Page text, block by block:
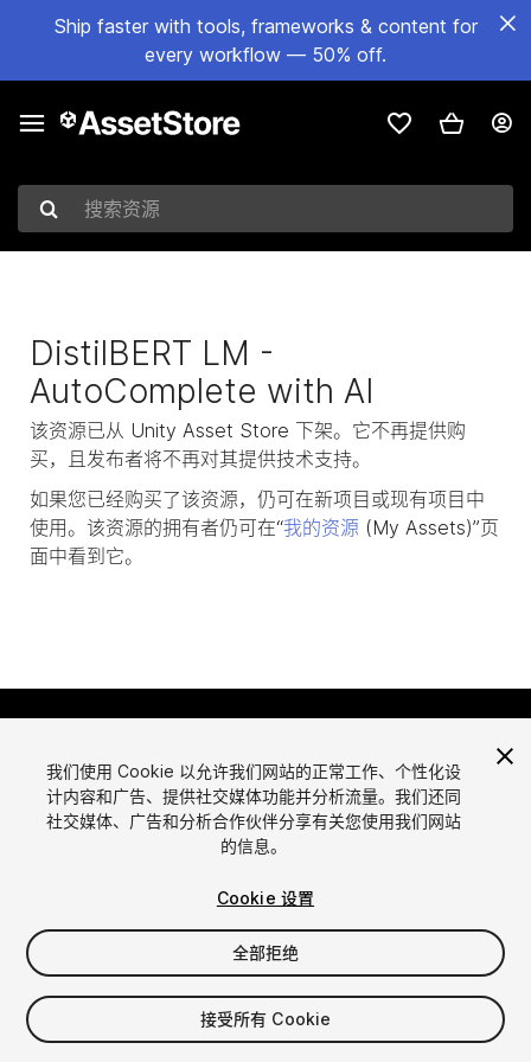
Ship faster with tools, frameworks & content for
every workflow — 50% off.
搜索资源
DistilBERT LM -
AutoComplete with AI
该资源已从 Unity Asset Store 下架。它不再提供购
买，且发布者将不再对其提供技术支持。
如果您已经购买了该资源，仍可在新项目或现有项目中
使用。该资源的拥有者仍可在“我的资源 (My Assets)”页
面中看到它。
简体中文
한국어
通过Unity出售资源
出售资源
资源上传指南
资源商店工具
常见问题
我们使用 Cookie 以允许我们网站的正常工作、个性化设
计内容和广告、提供社交媒体功能并分析流量。我们还同
社交媒体、广告和分析合作伙伴分享有关您使用我们网站
的信息。
Cookie 设置
全部拒绝
接受所有 Cookie